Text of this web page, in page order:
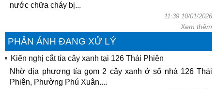
nước chữa cháy bị...
11:39 10/01/2026
Xem thêm
PHẢN ÁNH ĐANG XỬ LÝ
Kiến nghị cắt tỉa cây xanh tại 126 Thái Phiên
Nhờ địa phương tỉa gọm 2 cây xanh ở số nhà 126 Thái
Phiên, Phường Phú Xuân....